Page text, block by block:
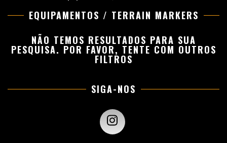
EQUIPAMENTOS / TERRAIN MARKERS
NÃO TEMOS RESULTADOS PARA SUA
PESQUISA. POR FAVOR, TENTE COM OUTROS
FILTROS
SIGA-NOS